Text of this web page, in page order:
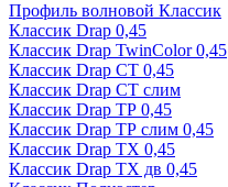
Профиль волновой Классик
Классик Drap 0,45
Классик Drap TwinColor 0,45
Классик Drap СТ 0,45
Классик Drap СТ слим
Классик Drap ТР 0,45
Классик Drap ТР слим 0,45
Классик Drap ТХ 0,45
Классик Drap ТХ дв 0,45